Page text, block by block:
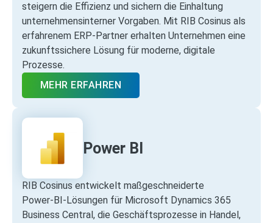
steigern die Effizienz und sichern die Einhaltung
unternehmensinterner Vorgaben. Mit RIB Cosinus als
erfahrenem ERP‑Partner erhalten Unternehmen eine
zukunftssichere Lösung für moderne, digitale
Prozesse.
MEHR ERFAHREN
Power BI
RIB Cosinus entwickelt maßgeschneiderte
Power‑BI‑Lösungen für Microsoft Dynamics 365
Business Central, die Geschäftsprozesse in Handel,